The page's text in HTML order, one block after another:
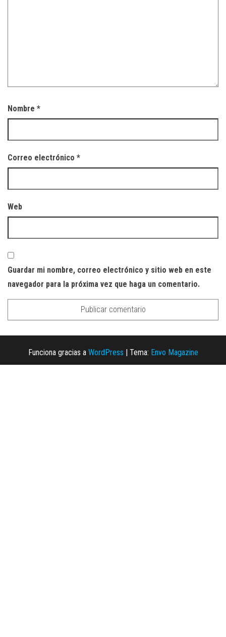
Nombre *
Correo electrónico *
Web
Guardar mi nombre, correo electrónico y sitio web en este
navegador para la próxima vez que haga un comentario.
Funciona gracias a WordPress Tema: Envo Magazine